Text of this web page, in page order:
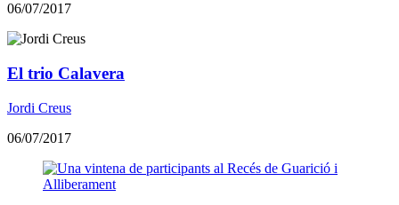
06/07/2017
El trio Calavera
Jordi Creus
06/07/2017